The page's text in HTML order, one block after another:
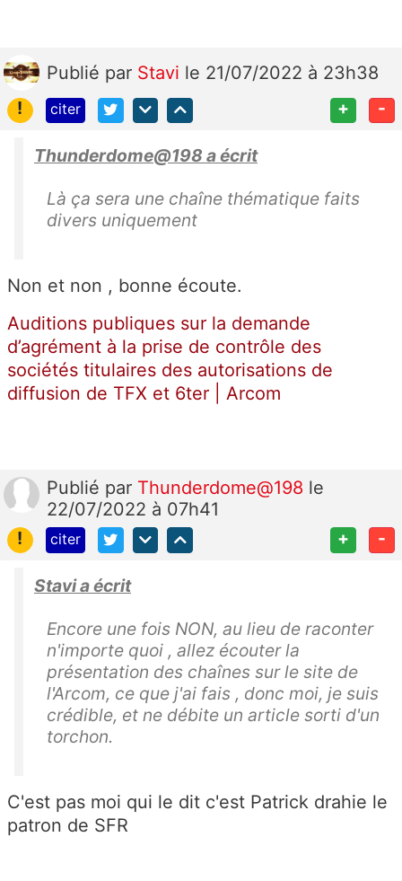
Publié par Stavi le 21/07/2022 à 23h38
!
citer + -
Thunderdome@198 a écrit
Là ça sera une chaîne thématique faits
divers uniquement
Non et non , bonne écoute.
Auditions publiques sur la demande
d’agrément à la prise de contrôle des
sociétés titulaires des autorisations de
diffusion de TFX et 6ter | Arcom
Publié par Thunderdome@198 le
22/07/2022 à 07h41
!
citer + -
Stavi a écrit
Encore une fois NON, au lieu de raconter
n'importe quoi , allez écouter la
présentation des chaînes sur le site de
l'Arcom, ce que j'ai fais , donc moi, je suis
crédible, et ne débite un article sorti d'un
torchon.
C'est pas moi qui le dit c'est Patrick drahie le
patron de SFR